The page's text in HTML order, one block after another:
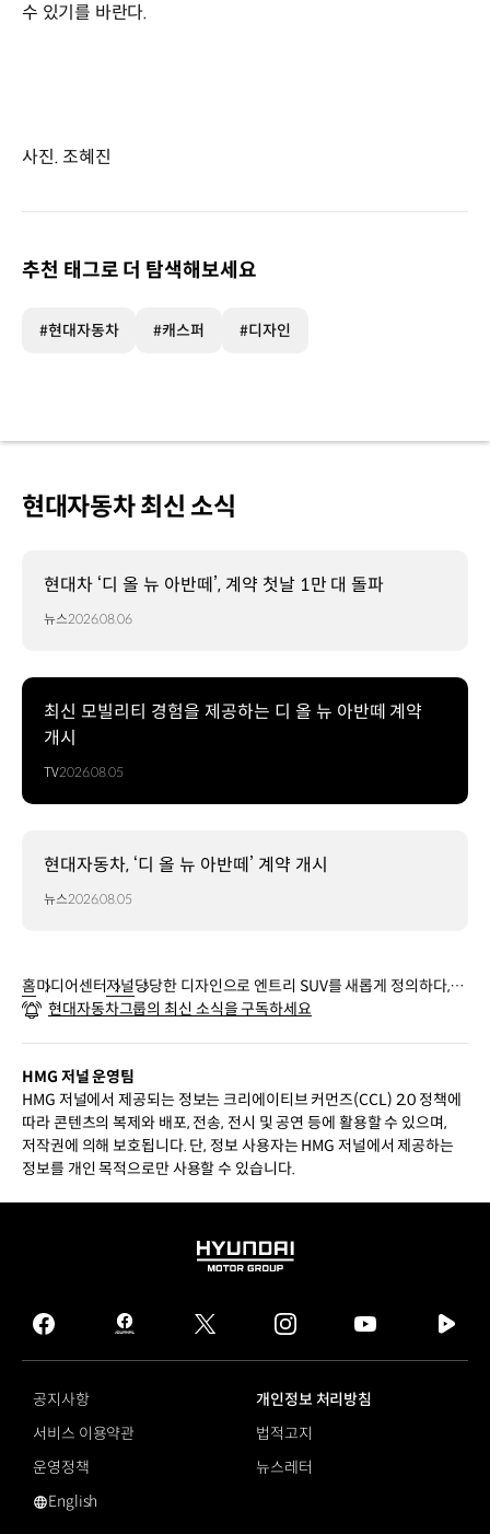
수 있기를 바란다.
사진. 조혜진
추천 태그로 더 탐색해보세요
#현대자동차 #캐스퍼 #디자인
현대자동차 최신 소식
현대차 ‘디 올 뉴 아반떼’, 계약 첫날 1만 대 돌파
뉴스2026.08.06
최신 모빌리티 경험을 제공하는 디 올 뉴 아반떼 계약
개시
TV2026.08.05
현대자동차, ‘디 올 뉴 아반떼’ 계약 개시
뉴스2026.08.05
홈미디어센터저널당당한 디자인으로 엔트리 SUV를 새롭게 정의하다, 외
장 디자이너와 함께 살펴본 캐스퍼 고유의 개성
현대자동차그룹의 최신 소식을 구독하세요
HMG 저널 운영팀
HMG 저널에서 제공되는 정보는 크리에이티브 커먼즈(CCL) 2.0 정책에
따라 콘텐츠의 복제와 배포, 전송, 전시 및 공연 등에 활용할 수 있으며,
저작권에 의해 보호됩니다. 단, 정보 사용자는 HMG 저널에서 제공하는
정보를 개인 목적으로만 사용할 수 있습니다.
HYUNDAI
GROUP
facebook
hmg
journal
twitter instagram
tv
공지사항
개인정보 처리방침
서비스 이용약관
법적고지
운영정책
뉴스레터
영문 사이트로 이동
English